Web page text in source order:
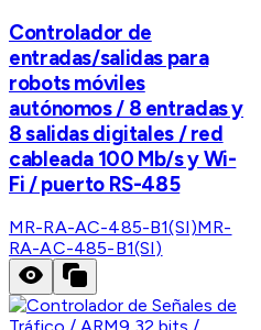
Controlador de
entradas/salidas para
robots móviles
autónomos / 8 entradas y
8 salidas digitales / red
cableada 100 Mb/s y Wi-
Fi / puerto RS-485
MR-RA-AC-485-B1(SI)MR-
RA-AC-485-B1(SI)